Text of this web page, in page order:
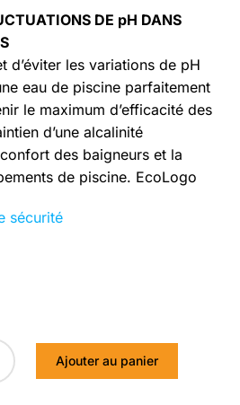
DE pH DANS
d’éviter les variations de pH
eau de piscine parfaitement
le maximum d’efficacité des
d’une alcalinité
des baigneurs et la
de piscine. EcoLogo
sécurité
Ajouter au panier